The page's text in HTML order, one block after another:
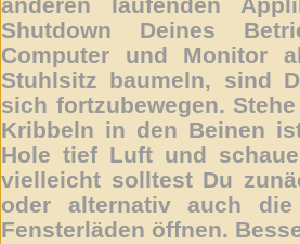
anderen laufenden
Shutdown Deines
Computer und Monitor
Stuhlsitz baumeln, sind
sich fortzubewegen.
Kribbeln in den Beinen
Hole tief Luft und
vielleicht solltest Du
oder alternativ auch
Fensterläden öffnen.